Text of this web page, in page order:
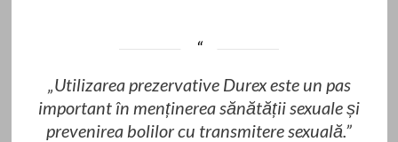
„Utilizarea prezervative Durex este un pas
important în menținerea sănătății sexuale și
prevenirea bolilor cu transmitere sexuală.”